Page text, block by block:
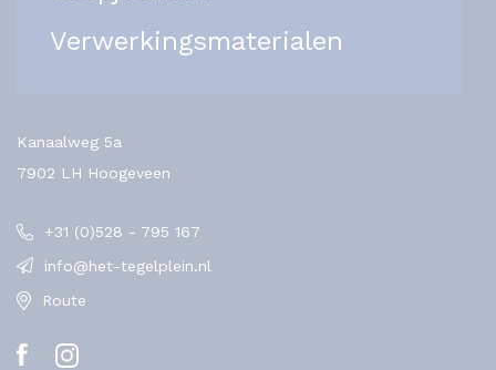
Verwerkingsmaterialen
Kanaalweg 5a
7902 LH Hoogeveen
+31 (0)528 - 795 167
info@het-tegelplein.nl
Route